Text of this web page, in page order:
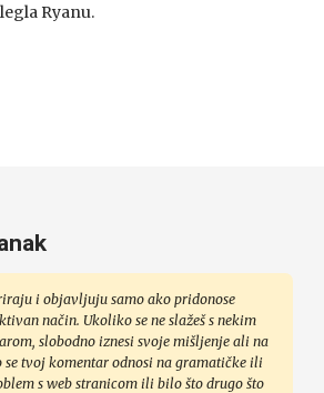
Ryanu.
i objavljuju samo ako pridonose
način. Ukoliko se ne slažeš s nekim
slobodno iznesi svoje mišljenje ali na
se tvoj komentar odnosi na gramatičke ili
s web stranicom ili bilo što drugo što